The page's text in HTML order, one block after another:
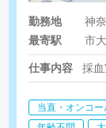
勤務地
神
最寄駅
市
仕事内容 採
当直・オンコー